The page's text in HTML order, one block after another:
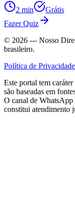
2 min
Grátis
Fazer Quiz
© 2026 --- Nosso
brasileiro.
Política de Privacidade
Este portal tem
são baseadas em
O canal de
constitui atendimento